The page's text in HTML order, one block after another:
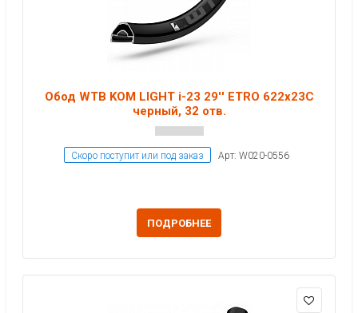
Обод WTB KOM LIGHT i-23 29'' ETRO 622x23C
черный, 32 отв.
Скоро поступит или под заказ Арт: W020-0556
ПОДРОБНЕЕ